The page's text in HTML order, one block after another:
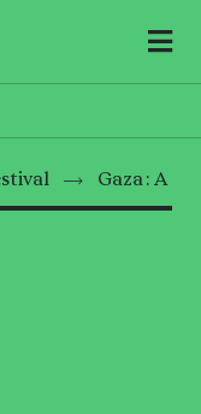
MENU
Gaza : A